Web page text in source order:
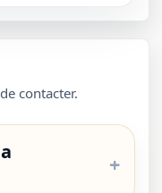
contacter.